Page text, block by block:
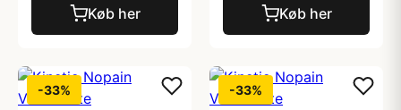
Køb her Køb her
-33% -33%